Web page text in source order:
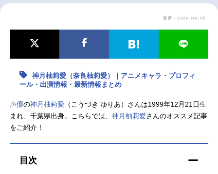
最新記事一覧
アニメ記事一覧 声優記事一覧
アニメ映画一覧
今期アニメ曜日別一覧
春アニメ
更新：2026-06-05
神月柚莉愛（奈良柚莉愛）｜アニメキャラ・プロフィ
ール・出演情報・最新情報まとめ
声優の神月柚莉愛 （こうづき ゆりあ）さんは1999年12月21日生
まれ、千葉県出身。こちらでは、 神月柚莉愛さんのオススメ記事
をご紹介！
目次